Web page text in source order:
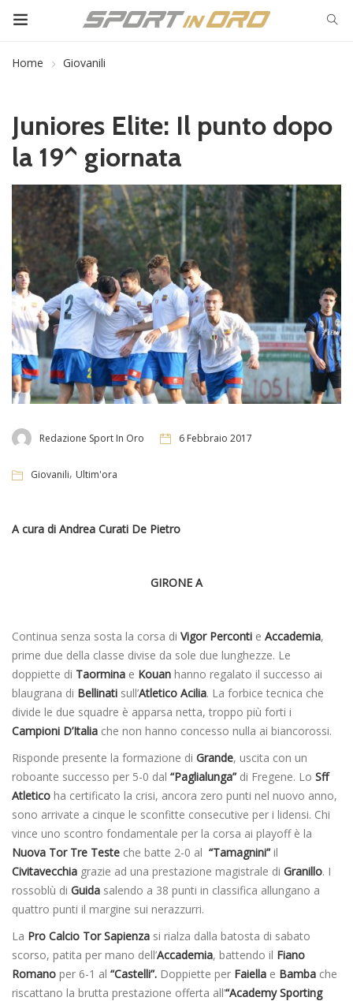
Home Giovanili
Juniores Elite: Il punto dopo
la 19^ giornata
Redazione Sport In Oro 6 Febbraio 2017
Giovanili, Ultim'ora
A cura di Andrea Curati De Pietro
GIRONE A
Continua senza sosta la corsa di Vigor Perconti e Accademia,
prime due della classe divise da sole due lunghezze. Le
doppiette di Taormina e Kouan hanno regalato il successo ai
blaugrana di Bellinati sull’Atletico Acilia. La forbice tecnica che
divide le due squadre è apparsa netta, troppo più forti i
Campioni D’Italia che non hanno concesso nulla ai biancorossi.
Risponde presente la formazione di Grande, uscita con un
roboante successo per 5-0 dal “Paglialunga” di Fregene. Lo Sff
Atletico ha certificato la crisi, ancora zero punti nel nuovo anno,
sono arrivate a cinque le sconfitte consecutive per i lidensi. Chi
vince uno scontro fondamentale per la corsa ai playoff è la
Nuova Tor Tre Teste che batte 2-0 al “Tamagnini” il
Civitavecchia grazie ad una prestazione magistrale di Granillo. I
rossoblù di Guida salendo a 38 punti in classifica allungano a
quattro punti il margine sui nerazzurri.
La Pro Calcio Tor Sapienza si rialza dalla batosta di sabato
scorso, patita per mano dell’Accademia, battendo il Fiano
Romano per 6-1 al “Castelli”. Doppiette per Faiella e Bamba che
riscattano la brutta prestazione offerta all’“Academy Sporting